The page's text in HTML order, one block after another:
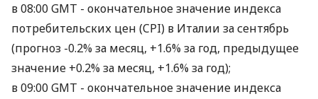
в 08:00 GMT - окончательное значение индекса
потребительских цен (CPI) в Италии за сентябрь
(прогноз -0.2% за месяц, +1.6% за год, предыдущее
значение +0.2% за месяц, +1.6% за год);
в 09:00 GMT - окончательное значение индекса